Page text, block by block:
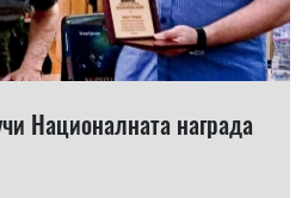
Националната награда